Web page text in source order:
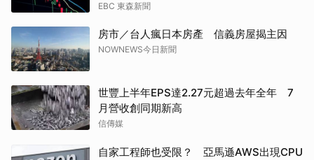
EBC 東森新聞
房市／台人瘋日本房產 信義房屋揭主因
NOWNEWS今日新聞
世豐上半年EPS達2.27元超過去年全年 7
月營收創同期新高
信傳媒
自家工程師也受限？ 亞馬遜AWS出現CPU